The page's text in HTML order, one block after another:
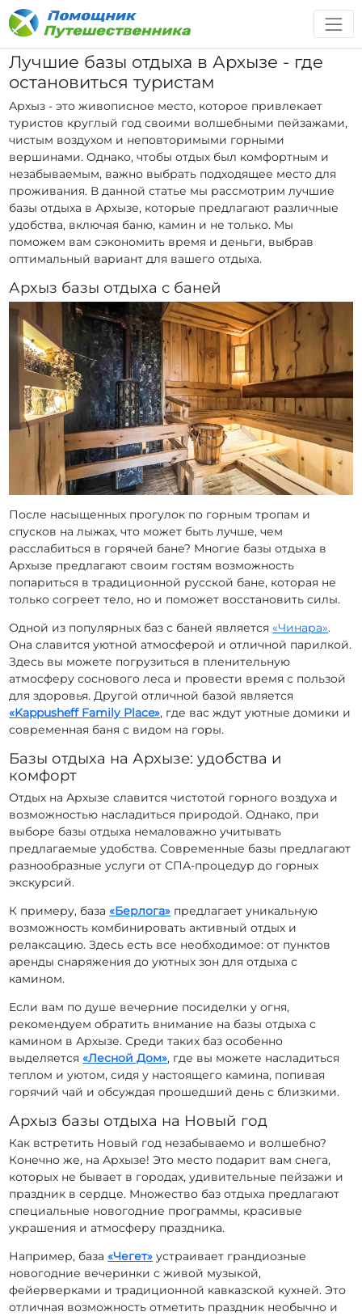
Лучшие базы отдыха в Архызе - где
остановиться туристам
Архыз - это живописное место, которое привлекает
туристов круглый год своими волшебными пейзажами,
чистым воздухом и неповторимыми горными
вершинами. Однако, чтобы отдых был комфортным и
незабываемым, важно выбрать подходящее место для
проживания. В данной статье мы рассмотрим лучшие
базы отдыха в Архызе, которые предлагают различные
удобства, включая баню, камин и не только. Мы
поможем вам сэкономить время и деньги, выбрав
оптимальный вариант для вашего отдыха.
Архыз базы отдыха с баней
После насыщенных прогулок по горным тропам и
спусков на лыжах, что может быть лучше, чем
расслабиться в горячей бане? Многие базы отдыха в
Архызе предлагают своим гостям возможность
попариться в традиционной русской бане, которая не
только согреет тело, но и поможет восстановить силы.
Одной из популярных баз с баней является«Чинара».
Она славится уютной атмосферой и отличной парилкой.
Здесь вы можете погрузиться в пленительную
атмосферу соснового леса и провести время с пользой
для здоровья. Другой отличной базой является
«Kappusheff Family Place», где вас ждут уютные домики и
современная баня с видом на горы.
Базы отдыха на Архызе: удобства и
комфорт
Отдых на Архызе славится чистотой горного воздуха и
возможностью насладиться природой. Однако, при
выборе базы отдыха немаловажно учитывать
предлагаемые удобства. Современные базы предлагают
разнообразные услуги от СПА-процедур до горных
экскурсий.
К примеру, база«Берлога» предлагает уникальную
возможность комбинировать активный отдых и
релаксацию. Здесь есть все необходимое: от пунктов
аренды снаряжения до уютных зон для отдыха с
камином.
Если вам по душе вечерние посиделки у огня,
рекомендуем обратить внимание на базы отдыха с
камином в Архызе. Среди таких баз особенно
выделяется«Лесной Дом», где вы можете насладиться
теплом и уютом, сидя у настоящего камина, попивая
горячий чай и обсуждая прошедший день с близкими.
Архыз базы отдыха на Новый год
Как встретить Новый год незабываемо и волшебно?
Конечно же, на Архызе! Это место подарит вам снега,
которых не бывает в городах, удивительные пейзажи и
праздник в сердце. Множество баз отдыха предлагают
специальные новогодние программы, красивые
украшения и атмосферу праздника.
Например, база«Чегет» устраивает грандиозные
новогодние вечеринки с живой музыкой,
фейерверками и традиционной кавказской кухней. Это
отличная возможность отметить праздник необычно и